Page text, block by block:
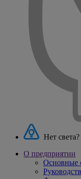
Нет
О предприятии
Основные